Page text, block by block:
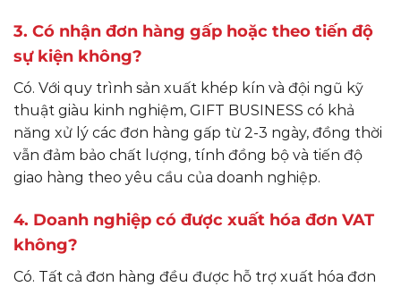
3. Có nhận đơn hàng gấp hoặc theo tiến độ
sự kiện không?
Có. Với quy trình sản xuất khép kín và đội ngũ kỹ
thuật giàu kinh nghiệm, GIFT BUSINESS có khả
năng xử lý các đơn hàng gấp từ 2-3 ngày, đồng thời
vẫn đảm bảo chất lượng, tính đồng bộ và tiến độ
giao hàng theo yêu cầu của doanh nghiệp.
4. Doanh nghiệp có được xuất hóa đơn VAT
không?
Có. Tất cả đơn hàng đều được hỗ trợ xuất hóa đơn